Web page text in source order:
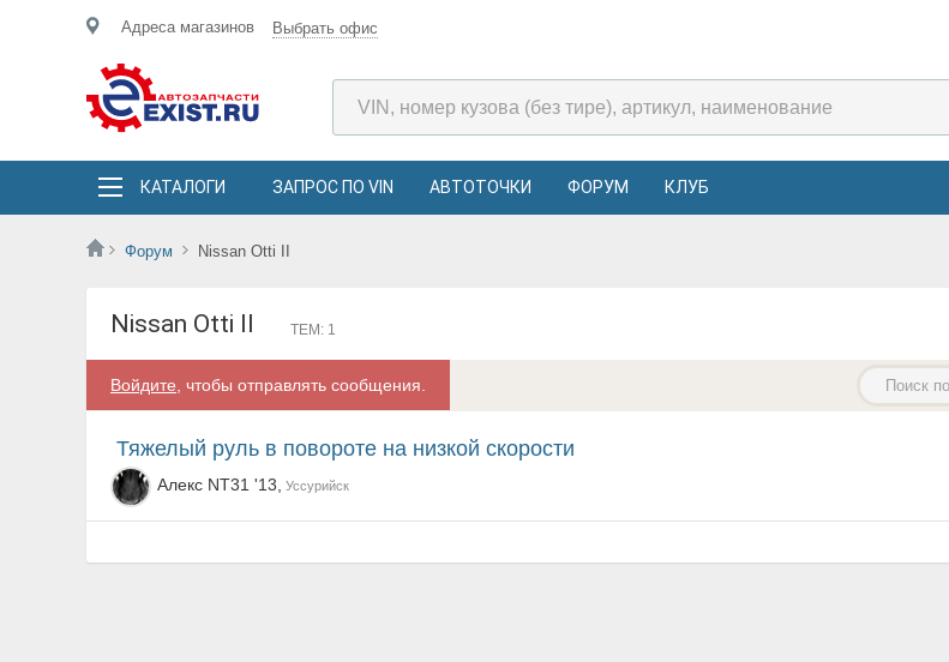
Адреса магазинов Выбрать офис
КАТАЛОГИ ЗАПРОС ПО VIN АВТОТОЧКИ ФОРУМ КЛУБ
Форум Nissan Otti II
Nissan Otti II ТЕМ: 1
Войдите , чтобы отправлять сообщения.
Тяжелый руль в повороте на низкой скорости
Алекс NТ31 '13, Уссурийск